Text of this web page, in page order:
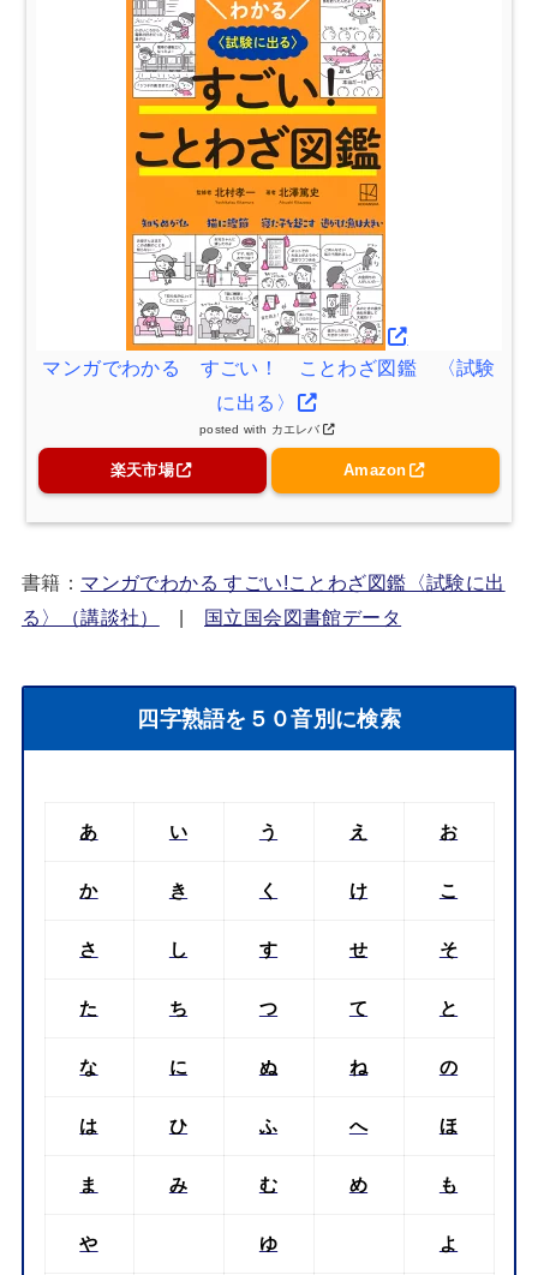
マンガでわかる すごい！ ことわざ図鑑 〈試験
に出る〉
posted with カエレバ
楽天市場 Amazon
書籍： マンガでわかる すごい!ことわざ図鑑〈試験に出
る〉（講談社）
国立国会図書館データ
四字熟語を５０音別に検索
あ い う え お
か き く け こ
さ し す せ そ
た ち つ て と
な に ぬ ね の
は ひ ふ へ ほ
ま み む め も
や ゆ よ